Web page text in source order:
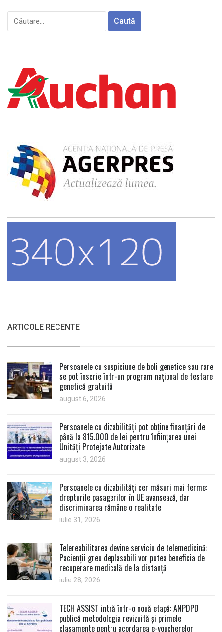
Caută
după:
ARTICOLE RECENTE
Persoanele cu suspiciune de boli genetice sau rare
se pot înscrie într-un program național de testare
genetică gratuită
august 6, 2026
Persoanele cu dizabilități pot obține finanțări de
până la 815.000 de lei pentru înființarea unei
Unități Protejate Autorizate
august 3, 2026
Persoanele cu dizabilități cer măsuri mai ferme:
drepturile pasagerilor în UE avansează, dar
discriminarea rămâne o realitate
iulie 31, 2026
Telereabilitarea devine serviciu de telemedicină:
Pacienții greu deplasabili vor putea beneficia de
recuperare medicală de la distanță
iulie 28, 2026
TECH ASSIST intră într-o nouă etapă: ANPDPD
publică metodologia revizuită și primele
clasamente pentru acordarea e-voucherelor